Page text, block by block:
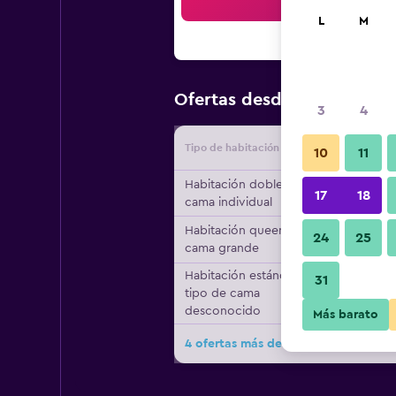
Ofertas desde
Tipo de habitación
Habitación doble, 1
cama individual
Habitación queen, 1
cama grande
Habitación estándar,
tipo de cama
desconocido
4 ofertas más de Club Wyndham
L M
3 4
10 11
17 18
24 25
31
Más barato